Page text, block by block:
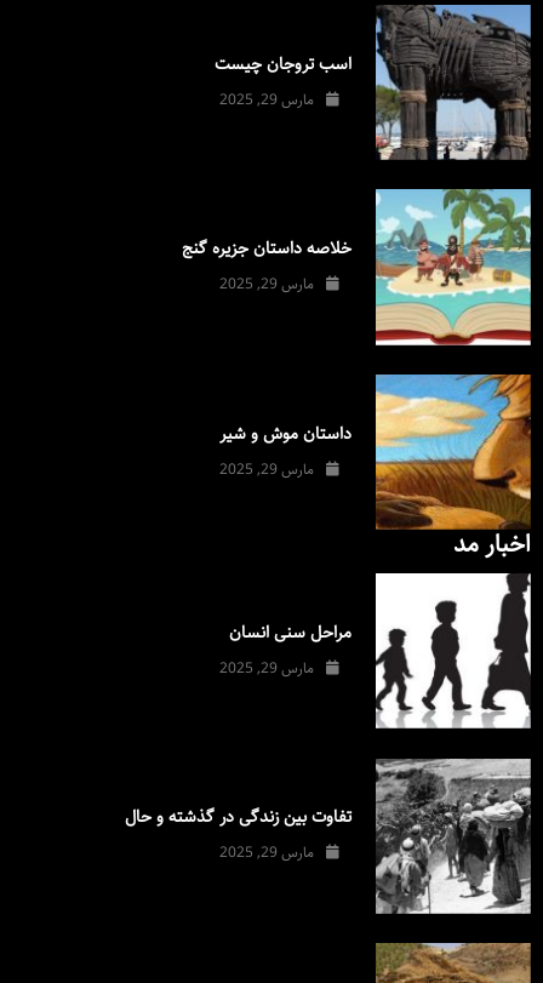
اسب تروجان چیست
مارس 29, 2025
خلاصه داستان جزیره گنج
مارس 29, 2025
داستان موش و شیر
مارس 29, 2025
اخبار مد
مراحل سنی انسان
مارس 29, 2025
تفاوت بین زندگی در گذشته و حال
مارس 29, 2025